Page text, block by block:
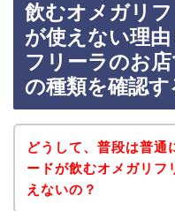
飲むオメガリ
が使えない理
フリーラのお
の種類を確認す
どうして、普段は普通
ードが飲むオメガリフ
えないの？